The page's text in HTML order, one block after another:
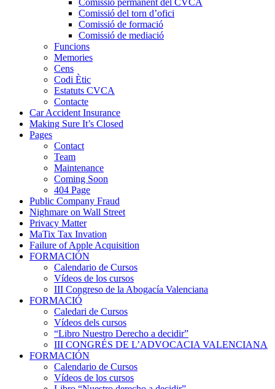
Comissió permanent del CVCA
Comissió del torn d’ofici
Comissió de formació
Comissió de mediació
Funcions
Memories
Cens
Codi Ètic
Estatuts CVCA
Contacte
Car Accident Insurance
Making Sure It’s Closed
Pages
Contact
Team
Maintenance
Coming Soon
404 Page
Public Company Fraud
Nighmare on Wall Street
Privacy Matter
MaTix Tax Invation
Failure of Apple Acquisition
FORMACIÓN
Calendario de Cursos
Vídeos de los cursos
III Congreso de la Abogacía Valenciana
FORMACIÓ
Caledari de Cursos
Vídeos dels cursos
“Libro Nuestro Derecho a decidir”
III CONGRÉS DE L’ADVOCACIA VALENCIANA
FORMACIÓN
Calendario de Cursos
Vídeos de los cursos